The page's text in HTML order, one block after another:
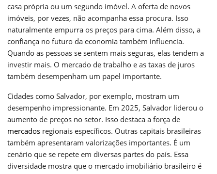
casa própria ou um segundo imóvel. A oferta de novos
imóveis, por vezes, não acompanha essa procura. Isso
naturalmente empurra os preços para cima. Além disso, a
confiança no futuro da economia também influencia.
Quando as pessoas se sentem mais seguras, elas tendem a
investir mais. O mercado de trabalho e as taxas de juros
também desempenham um papel importante.
Cidades como Salvador, por exemplo, mostram um
desempenho impressionante. Em 2025, Salvador liderou o
aumento de preços no setor. Isso destaca a força de
mercados regionais específicos. Outras capitais brasileiras
também apresentaram valorizações importantes. É um
cenário que se repete em diversas partes do país. Essa
diversidade mostra que o mercado imobiliário brasileiro é